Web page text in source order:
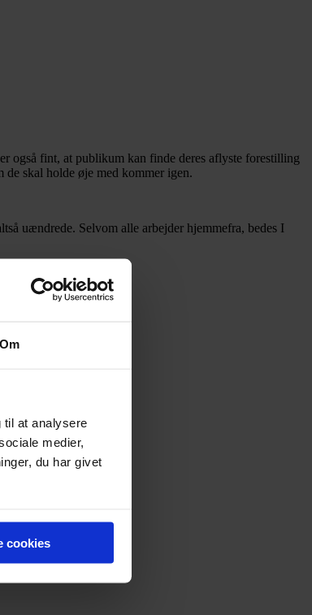
Om
til at analysere
medier,
du har givet
cookies
også fint, at publikum kan finde deres aflyste forestilling
skal holde øje med kommer igen.
uændrede. Selvom alle arbejder hjemmefra, bedes I
repertoire.
der ligger ude i tiden.